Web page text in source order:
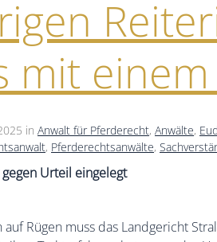
mit
in Anwalt für Pferderecht, Anwälte,
, Pferderechtsanwälte,
Urteil eingelegt
Rügen muss das Landgericht